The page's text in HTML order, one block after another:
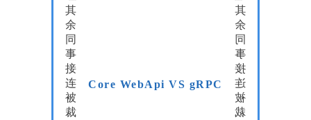
Core WebApi VS gRPC